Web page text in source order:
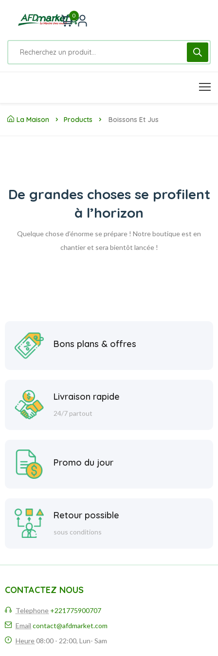
0
La Maison Products Boissons Et Jus
De grandes choses se profilent
à l’horizon
Quelque chose d’énorme se prépare ! Notre boutique est en
chantier et sera bientôt lancée !
Bons plans & offres
Livraison rapide
24/7 partout
Promo du jour
Retour possible
sous conditions
CONTACTEZ NOUS
Telephone +221775900707
Email contact@afdmarket.com
Heure08:00 - 22:00, Lun- Sam